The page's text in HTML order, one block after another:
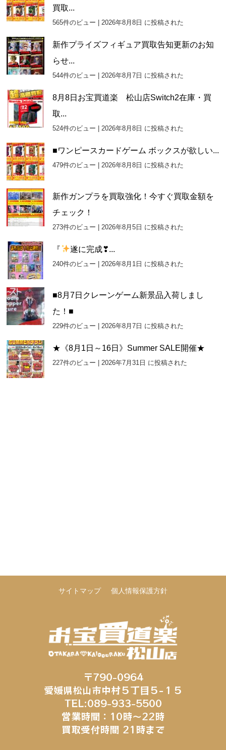
買取...
565件のビュー | 2026年8月8日 に投稿された
新作プライズフィギュア買取告知更新のお知
らせ...
544件のビュー | 2026年8月7日 に投稿された
8月8日お宝買道楽 松山店Switch2在庫・買
取...
524件のビュー | 2026年8月8日 に投稿された
■ワンピースカードゲーム ボックスが欲しい...
479件のビュー | 2026年8月8日 に投稿された
新作ガンプラを買取強化！今すぐ買取金額を
チェック！
273件のビュー | 2026年8月5日 に投稿された
『 遂に完成❣...
240件のビュー | 2026年8月1日 に投稿された
■8月7日クレーンゲーム新景品入荷しまし
た！■
229件のビュー | 2026年8月7日 に投稿された
★《8月1日～16日》Summer SALE開催★
227件のビュー | 2026年7月31日 に投稿された
サイトマップ 個人情報保護方針
〒790-0964
愛媛県松山市中村５丁目５−１５
TEL:089-933-5500
営業時間：10時～22時
買取受付時間 21時まで